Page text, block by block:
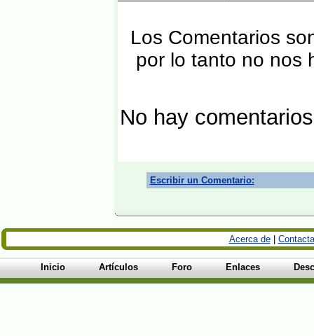
Los Comentarios
por lo tanto no nos
No hay
Escribir un Comentario:
Acerca de|
Inicio Artículos Foro Enlaces